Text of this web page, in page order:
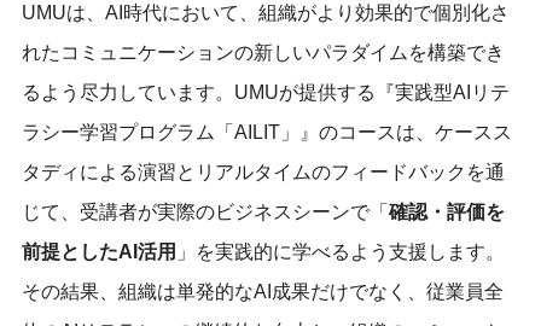
UMUは、AI時代において、組織がより効果的で個別化さ
れたコミュニケーションの新しいパラダイムを構築でき
るよう尽力しています。UMUが提供する『実践型AIリテ
ラシー学習プログラム「AILIT」』のコースは、ケースス
タディによる演習とリアルタイムのフィードバックを通
じて、受講者が実際のビジネスシーンで「 確認・評価を
前提としたAI活用 」を実践的に学べるよう支援します。
その結果、組織は単発的なAI成果だけでなく、従業員全